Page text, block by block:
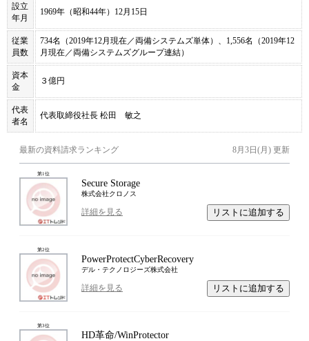
設立
年月
1969年（昭和44年）12月15日
従業
員数
734名（2019年12月現在／両備システムズ単体）、1,556名（2019年12
月現在／両備システムズグループ連結）
資本
金
３億円
代表
者名
代表取締役社長 松田 敏之
最新の資料請求ランキング 8月3日(月) 更新
第1位
Secure Storage
株式会社クロノス
詳細を見る リストに追加する
第2位
PowerProtectCyberRecovery
デル・テクノロジーズ株式会社
詳細を見る リストに追加する
第3位
HD革命/WinProtector